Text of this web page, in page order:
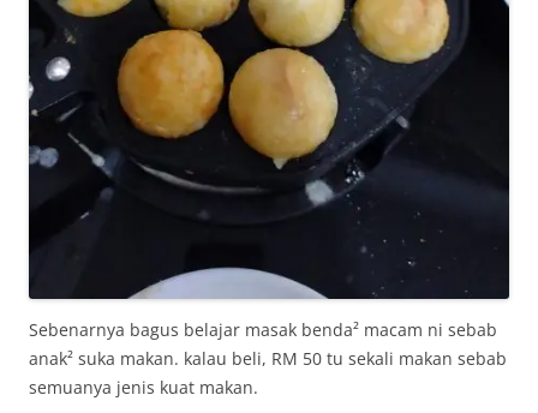
Sebenarnya bagus belajar masak benda² macam ni sebab
anak² suka makan. kalau beli, RM 50 tu sekali makan sebab
semuanya jenis kuat makan.